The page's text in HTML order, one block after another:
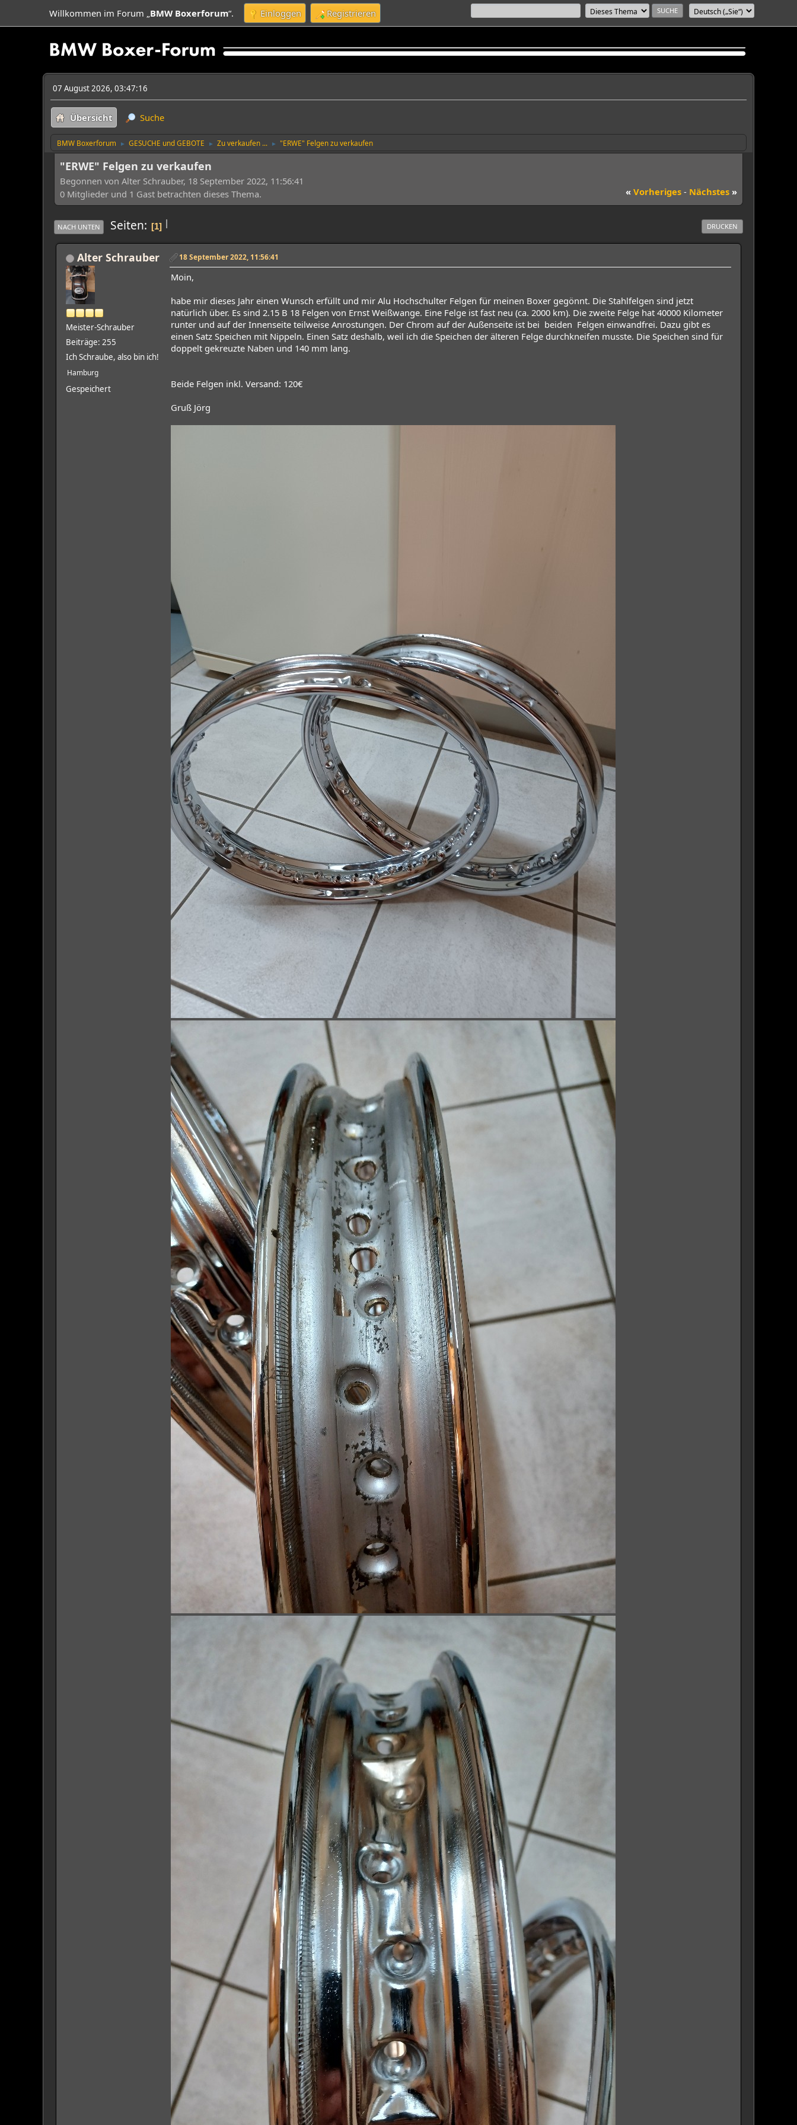
Willkommen im Forum „BMW Boxerforum“. Einloggen Registrieren
07 August 2026, 03:47:16
Übersicht Suche
BMW Boxerforum ► GESUCHE und GEBOTE ► Zu verkaufen ... ► "ERWE" Felgen zu verkaufen
"ERWE" Felgen zu verkaufen
Begonnen von Alter Schrauber, 18 September 2022, 11:56:41
« Vorheriges - Nächstes »
0 Mitglieder und 1 Gast betrachten dieses Thema.
DRUCKEN
|
NACH UNTEN Seiten 1
Alter Schrauber
Meister-Schrauber
Beiträge: 255
Ich Schraube, also bin ich!
Hamburg
Gespeichert
18 September 2022, 11:56:41
Moin,
habe mir dieses Jahr einen Wunsch erfüllt und mir Alu Hochschulter Felgen für meinen Boxer gegönnt. Die Stahlfelgen sind jetzt
natürlich über. Es sind 2.15 B 18 Felgen von Ernst Weißwange. Eine Felge ist fast neu (ca. 2000 km). Die zweite Felge hat 40000 Kilometer
runter und auf der Innenseite teilweise Anrostungen. Der Chrom auf der Außenseite ist bei beiden Felgen einwandfrei. Dazu gibt es
einen Satz Speichen mit Nippeln. Einen Satz deshalb, weil ich die Speichen der älteren Felge durchkneifen musste. Die Speichen sind für
doppelt gekreuzte Naben und 140 mm lang.
Beide Felgen inkl. Versand: 120€
Gruß Jörg